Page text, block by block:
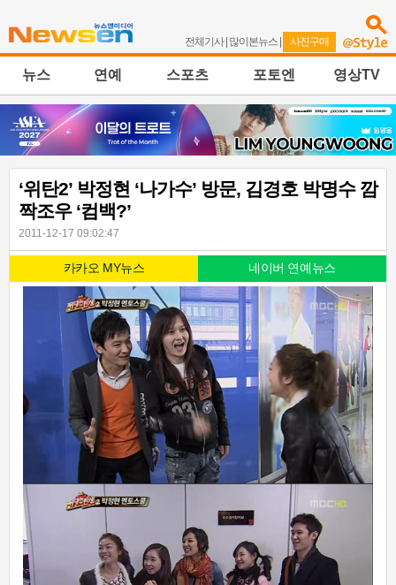
전체기사| 많이본뉴스 | 사진구매
뉴스 연예 스포츠 포토엔 영상TV
‘위탄2’ 박정현 ‘나가수’ 방문, 김경호 박명수 깜
짝조우 ‘컴백?’
2011-12-17 09:02:47
카카오 MY뉴스 네이버 연예뉴스